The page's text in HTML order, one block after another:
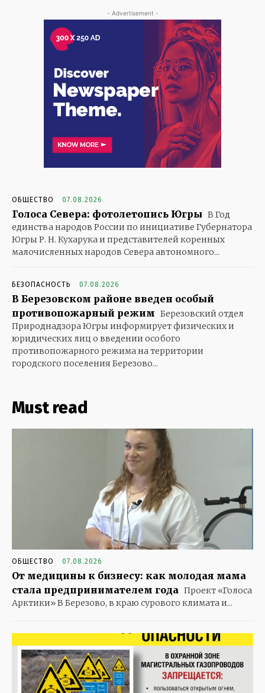
- Advertisement -
ОБЩЕСТВО 07.08.2026
Голоса Севера: фотолетопись Югры В Год
единства народов России по инициативе Губернатора
Югры Р. Н. Кухарука и представителей коренных
малочисленных народов Севера автономного...
БЕЗОПАСНОСТЬ 07.08.2026
В Березовском районе введен особый
противопожарный режим Березовский отдел
Природнадзора Югры информирует физических и
юридических лиц о введении особого
противопожарного режима на территории
городского поселения Березово...
Must read
ОБЩЕСТВО 07.08.2026
От медицины к бизнесу: как молодая мама
стала предпринимателем года Проект «Голоса
Арктики» В Березово, в краю сурового климата и...